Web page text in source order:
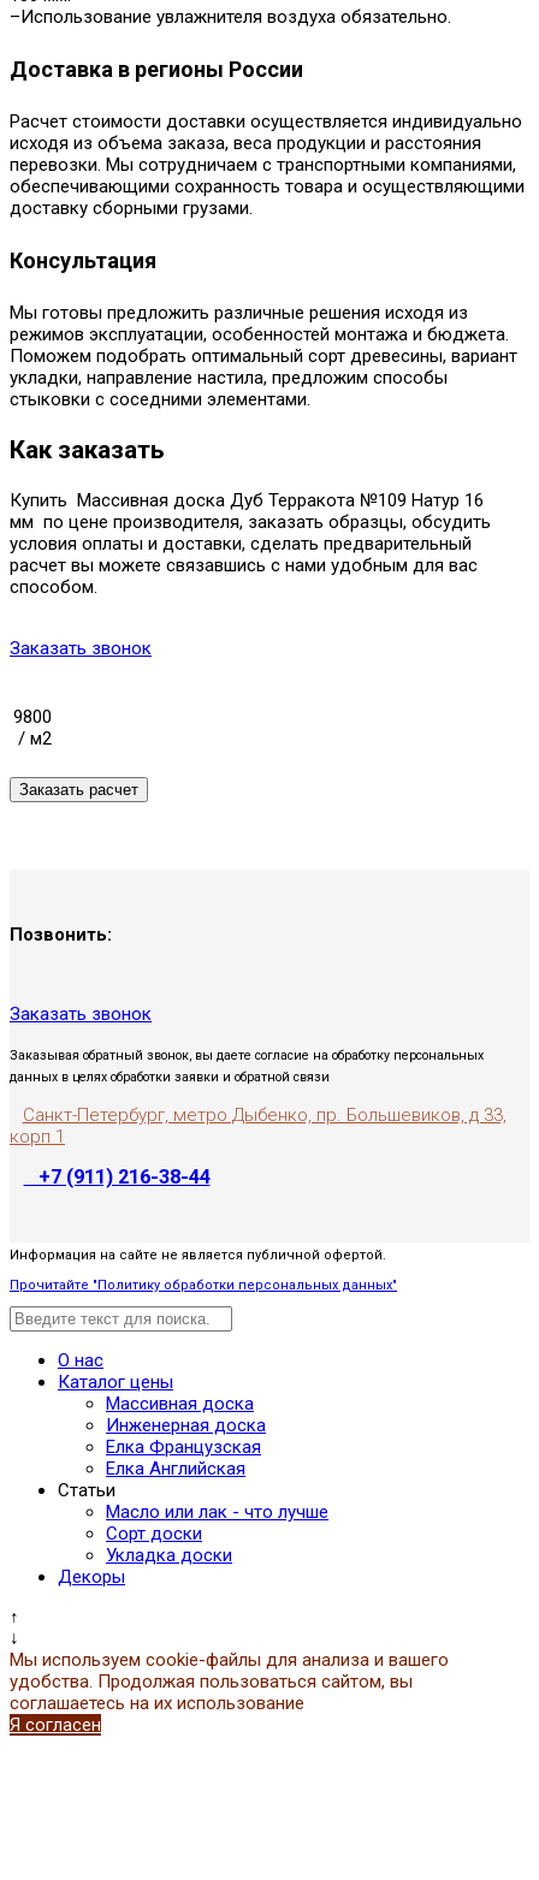
–Использование увлажнителя воздуха обязательно.
Доставка в регионы России
Расчет стоимости доставки осуществляется индивидуально
исходя из объема заказа, веса продукции и расстояния
перевозки. Мы сотрудничаем с транспортными компаниями,
обеспечивающими сохранность товара и осуществляющими
доставку сборными грузами.
Консультация
Мы готовы предложить различные решения исходя из
режимов эксплуатации, особенностей монтажа и бюджета.
Поможем подобрать оптимальный сорт древесины, вариант
укладки, направление настила, предложим способы
стыковки с соседними элементами.
Как заказать
Купить Массивная доска Дуб Терракота №109 Натур 16
мм по цене производителя, заказать образцы, обсудить
условия оплаты и доставки, сделать предварительный
расчет вы можете связавшись с нами удобным для вас
способом.
Заказать звонок
9800
/ м2
Позвонить:
Заказать звонок
Заказывая обратный звонок, вы даете согласие на обработку персональных
данных в целях обработки заявки и обратной связи
Санкт-Петербург, метро Дыбенко, пр. Большевиков, д 33,
корп 1
+7 (911) 216-38-44
Информация на сайте не является публичной офертой.
Прочитайте "Политику обработки персональных данных"
О нас
Каталог цены
Массивная доска
Инженерная доска
Елка Французская
Елка Английская
Статьи
Масло или лак - что лучше
Сорт доски
Укладка доски
Декоры
↑
↓
Мы используем cookie-файлы для анализа и вашего
удобства. Продолжая пользоваться сайтом, вы
соглашаетесь на их использование
Я согласен